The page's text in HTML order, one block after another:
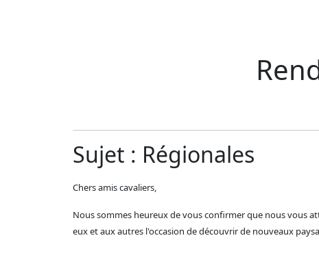
Sujet : Régionales
Chers amis cavaliers,
Nous sommes heureux de vous confirmer que nous vous
eux et aux autres l'occasion de découvrir de nouveaux